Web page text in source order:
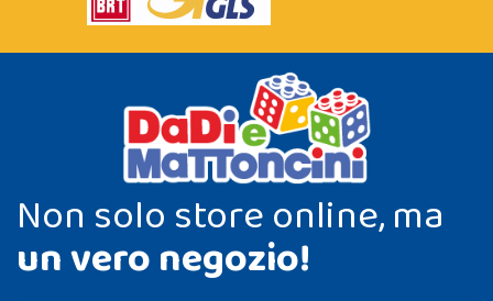
Non solo store online, ma
un vero negozio!